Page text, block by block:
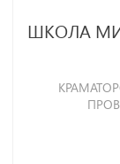
ШКОЛА